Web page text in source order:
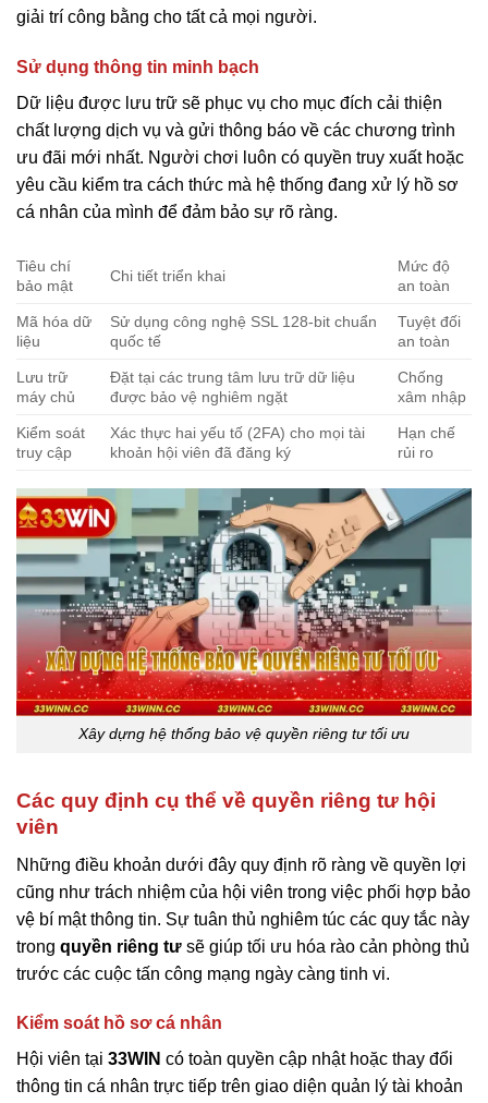
giải trí công bằng cho tất cả mọi người.
Sử dụng thông tin minh bạch
Dữ liệu được lưu trữ sẽ phục vụ cho mục đích cải thiện
chất lượng dịch vụ và gửi thông báo về các chương trình
ưu đãi mới nhất. Người chơi luôn có quyền truy xuất hoặc
yêu cầu kiểm tra cách thức mà hệ thống đang xử lý hồ sơ
cá nhân của mình để đảm bảo sự rõ ràng.
Tiêu chí
bảo mật
Chi tiết triển khai
Mức độ
an toàn
Mã hóa dữ
liệu
Sử dụng công nghệ SSL 128-bit chuẩn
quốc tế
Tuyệt đối
an toàn
Lưu trữ
máy chủ
Đặt tại các trung tâm lưu trữ dữ liệu
được bảo vệ nghiêm ngặt
Chống
xâm nhập
Kiểm soát
truy cập
Xác thực hai yếu tố (2FA) cho mọi tài
khoản hội viên đã đăng ký
Hạn chế
rủi ro
Xây dựng hệ thống bảo vệ quyền riêng tư tối ưu
Các quy định cụ thể về quyền riêng tư hội
viên
Những điều khoản dưới đây quy định rõ ràng về quyền lợi
cũng như trách nhiệm của hội viên trong việc phối hợp bảo
vệ bí mật thông tin. Sự tuân thủ nghiêm túc các quy tắc này
trong quyền riêng tư sẽ giúp tối ưu hóa rào cản phòng thủ
trước các cuộc tấn công mạng ngày càng tinh vi.
Kiểm soát hồ sơ cá nhân
Hội viên tại 33WIN có toàn quyền cập nhật hoặc thay đổi
thông tin cá nhân trực tiếp trên giao diện quản lý tài khoản